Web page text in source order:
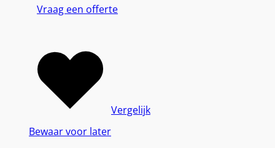
r
K
Vraag een offerte
Bewaar voor later
Vergelijk